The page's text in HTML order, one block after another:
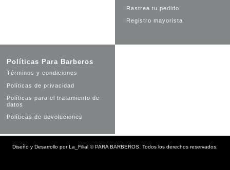
Rastrea tu pedido
Registro mayorista
Políticas Para Barberos
Términos y condiciones
Políticas de privacidad
Políticas para el tratamiento de
datos
Políticas de devoluciones
Diseño y Desarrollo porLa_Filial ©PARA BARBEROS. Todos los derechos reservados.